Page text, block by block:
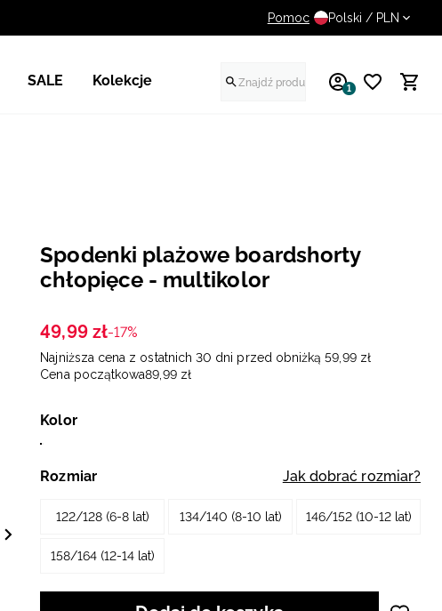
14 dni na darmowy zwrot
Pomoc Polski / PLN
SALE Kolekcje 1
Spodenki plażowe boardshorty
chłopięce - multikolor
49,99 zł-17%
Najniższa cena z ostatnich 30 dni przed obniżką 59 99 zł
Cena początkowa89 99 zł
Kolor
Rozmiar Jak dobrać rozmiar?
122/128 (6-8 lat) 134/140 (8-10 lat) 146/152 (10-12 lat)
158/164 (12-14 lat)